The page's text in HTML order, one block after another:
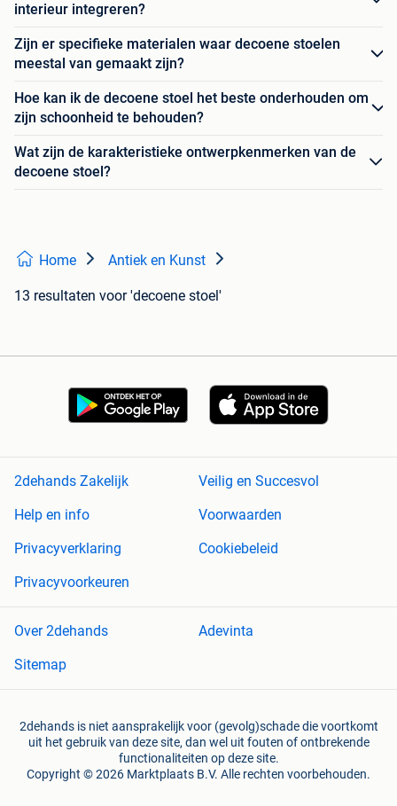
interieur integreren?
Zijn er specifieke materialen waar decoene stoelen
meestal van gemaakt zijn?
Hoe kan ik de decoene stoel het beste onderhouden om
zijn schoonheid te behouden?
Wat zijn de karakteristieke ontwerpkenmerken van de
decoene stoel?
Home Antiek en Kunst
13 resultaten voor 'decoene stoel'
2dehands Zakelijk
Veilig en Succesvol
Help en info
Voorwaarden
Privacyverklaring
Cookiebeleid
Privacyvoorkeuren
Over 2dehands
Adevinta
Sitemap
2dehands is niet aansprakelijk voor (gevolg)schade die voortkomt
uit het gebruik van deze site, dan wel uit fouten of ontbrekende
functionaliteiten op deze site.
Copyright © 2026 Marktplaats B.V. Alle rechten voorbehouden.